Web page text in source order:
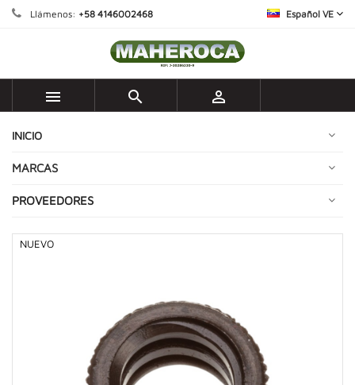
Llámenos: +58 4146002468 Español VE
  
INICIO
MARCAS
PROVEEDORES
NUEVO